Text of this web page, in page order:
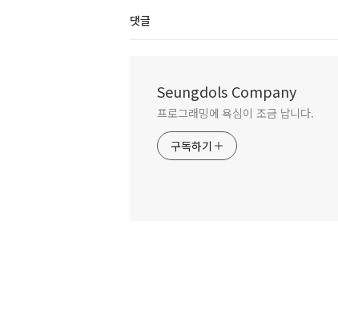
댓글
Seungdols Company
프로그래밍에 욕심이 조금 납니다.
구독하기